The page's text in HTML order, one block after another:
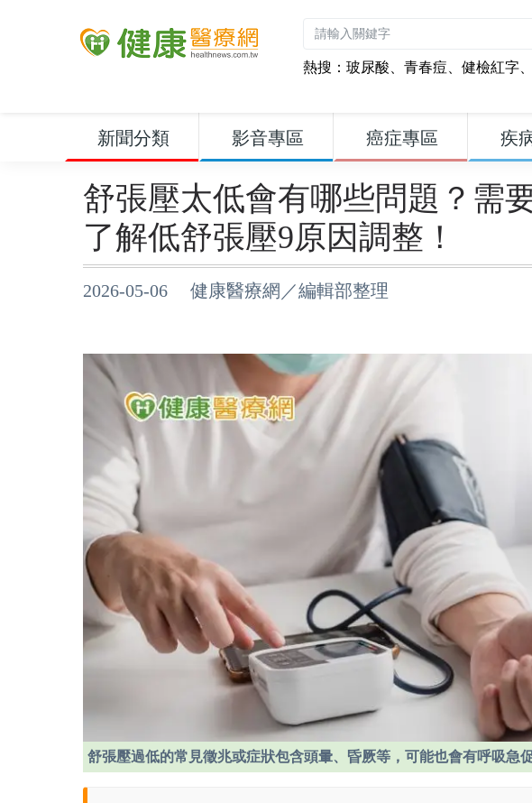
熱搜： 玻尿酸、 青春痘、 健檢紅字、
新聞分類 影音專區 癌症專區 疾
舒張壓太低會有哪些問題？需
了解低舒張壓9原因調整！
2026-05-06 健康醫療網／編輯部整理
舒張壓過低的常見徵兆或症狀包含頭暈、昏厥等，可能也會有呼吸急